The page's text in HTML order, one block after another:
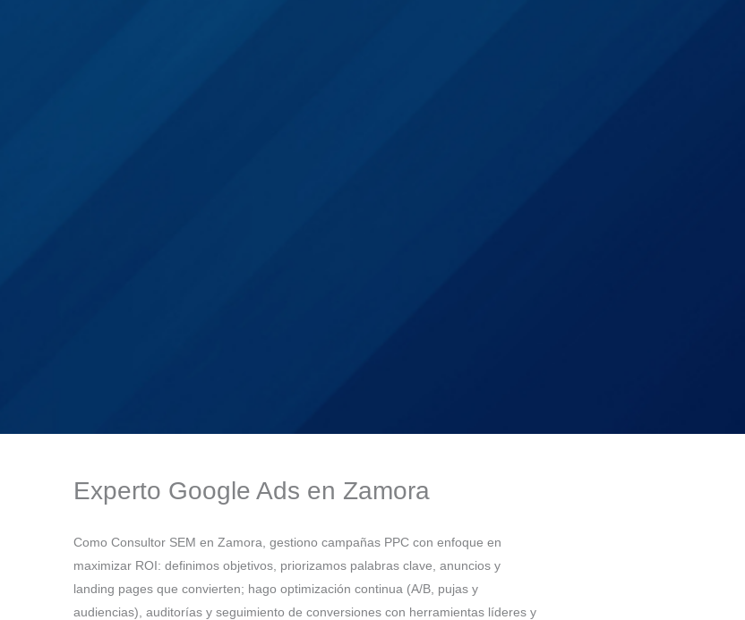
Experto Google Ads en Zamora
Como Consultor SEM en Zamora, gestiono campañas PPC con enfoque en
maximizar ROI: definimos objetivos, priorizamos palabras clave, anuncios y
landing pages que convierten; hago optimización continua (A/B, pujas y
audiencias), auditorías y seguimiento de conversiones con herramientas líderes y